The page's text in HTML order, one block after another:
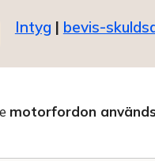
Intyg | bevis-
motorfordon används